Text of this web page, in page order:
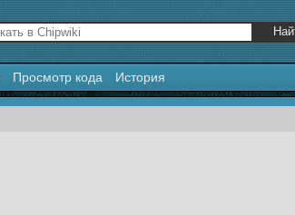
Просмотр кода История